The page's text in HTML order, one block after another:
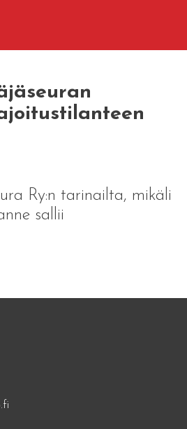
Ry:n tarinailta, mikäli
sallii